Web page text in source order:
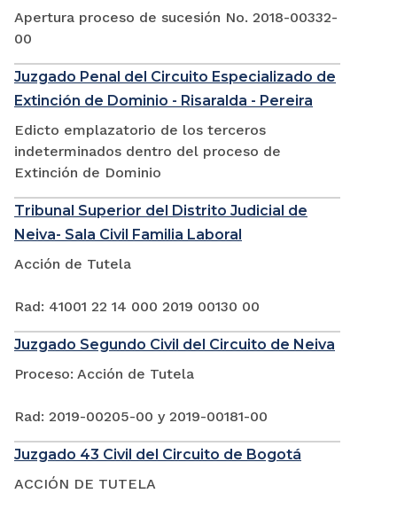
Apertura proceso de sucesión No. 2018-00332-
00
Juzgado Penal del Circuito Especializado de
Extinción de Dominio - Risaralda - Pereira
Edicto emplazatorio de los terceros
indeterminados dentro del proceso de
Extinción de Dominio
Tribunal Superior del Distrito Judicial de
Neiva- Sala Civil Familia Laboral
Acción de Tutela
Rad: 41001 22 14 000 2019 00130 00
Juzgado Segundo Civil del Circuito de Neiva
Proceso: Acción de Tutela
Rad: 2019-00205-00 y 2019-00181-00
Juzgado 43 Civil del Circuito de Bogotá
ACCIÓN DE TUTELA